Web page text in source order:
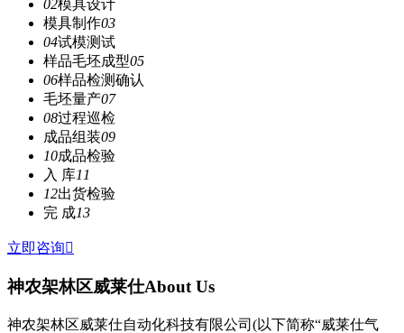
02模具设计
模具制作03
04试模测试
样品毛坯成型05
06样品检测确认
毛坯量产07
08过程巡检
成品组装09
10成品检验
入 库11
12出货检验
完 成13
立即咨询
神农架林区威莱仕About Us
神农架林区威莱仕自动化科技有限公司(以下简称“威莱仕气